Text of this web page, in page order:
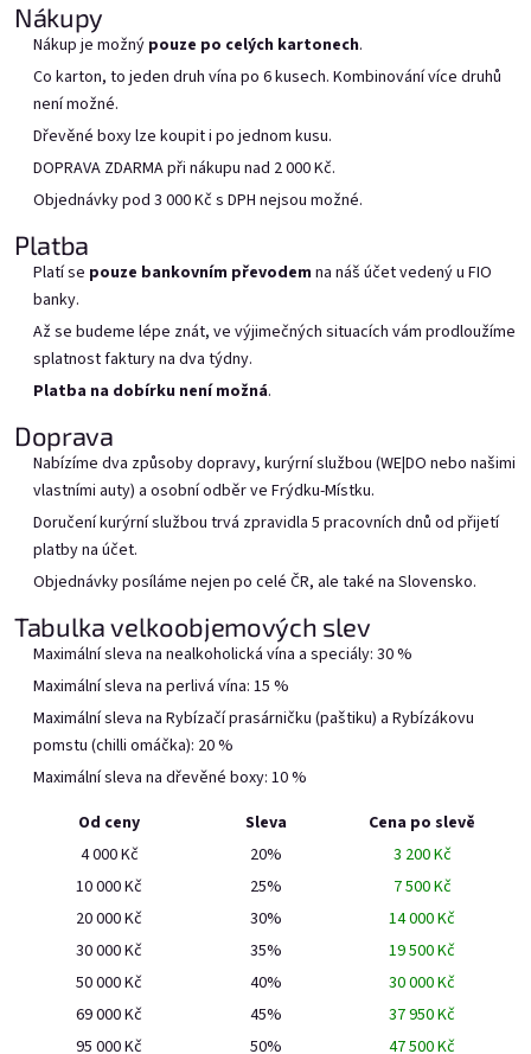
Provence v bag in boxu 5l
Skladem(1 pcs)
Červený Rybízák v bag in
Skladem
Bílý Rybízák v BB 5l
Add to cart
Meruňák v bag in boxu 5l
In stock on September
Add to cart
Grepička v bag in boxu 5l
Vyrobíme, doručíme do 7
prac. dnů
Růžovka v bag in boxu 5l
Vyrobíme, doručíme do 7
prac. dnů
Nákupy
Nákup je možný pouze po celých kartonech.
Co karton, to jeden druh vína po 6 kusech. Kombinování více druhů
není možné.
Dřevěné boxy lze koupit i po jednom kusu.
DOPRAVA ZDARMA při nákupu nad 2 000 Kč.
Objednávky pod 3 000 Kč s DPH nejsou možné.
Platba
Platí se pouze bankovním převodem na náš účet vedený u FIO
banky.
Až se budeme lépe znát, ve výjimečných situacích vám prodloužíme
splatnost faktury na dva týdny.
Platba na dobírku není možná.
Doprava
Nabízíme dva způsoby dopravy, kurýrní službou (WE|DO nebo našimi
vlastními auty) a osobní odběr ve Frýdku-Místku.
Doručení kurýrní službou trvá zpravidla 5 pracovních dnů od přijetí
platby na účet.
Objednávky posíláme nejen po celé ČR, ale také na Slovensko.
Tabulka velkoobjemových slev
Maximální sleva na nealkoholická vína a speciály: 30 %
Maximální sleva na perlivá vína: 15 %
Maximální sleva na Rybízačí prasárničku (paštiku) a Rybízákovu
pomstu (chilli omáčka): 20 %
Maximální sleva na dřevěné boxy: 10 %
Od ceny
Sleva
Cena po slevě
4 000 Kč
20%
3 200 Kč
10 000 Kč
25%
7 500 Kč
20 000 Kč
30%
14 000 Kč
30 000 Kč
35%
19 500 Kč
50 000 Kč
40%
30 000 Kč
69 000 Kč
45%
37 950 Kč
95 000 Kč
50% 47 500 Kč